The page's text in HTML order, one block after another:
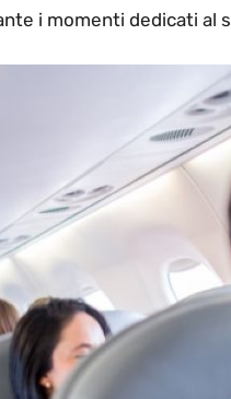
i momenti dedicati al